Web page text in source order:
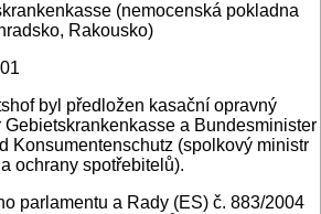
(nemocenská pokladna
Rakousko)
byl předložen kasační opravný
a Bundesminister
Konsumentenschutz (spolkový ministr
ochrany spotřebitelů).
parlamentu a Rady (ES) č. 883/2004